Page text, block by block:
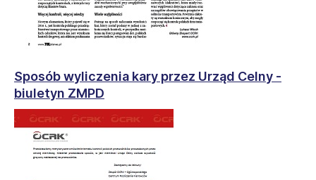
Sposób wyliczenia kary przez Urząd Celny -
biuletyn ZMPD